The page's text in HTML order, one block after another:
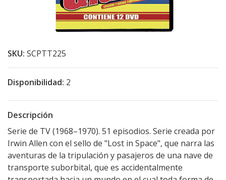
SKU: SCPTT225
Disponibilidad: 2
Descripción
Serie de TV (1968–1970). 51 episodios. Serie creada por
Irwin Allen con el sello de "Lost in Space", que narra las
aventuras de la tripulación y pasajeros de una nave de
transporte suborbital, que es accidentalmente